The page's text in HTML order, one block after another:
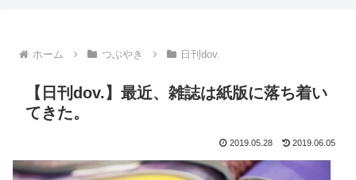
ホーム つぶやき 日刊dov.
【日刊dov.】最近、雑誌は紙版に落ち着い
てきた。
2019.05.28 2019.06.05